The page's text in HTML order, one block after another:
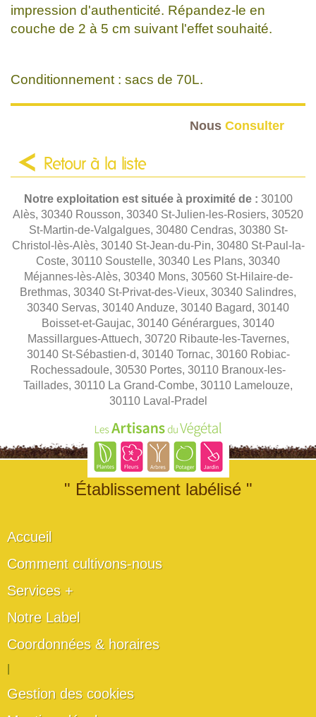
impression d'authenticité. Répandez-le en
couche de 2 à 5 cm suivant l'effet souhaité.
Conditionnement : sacs de 70L.
Nous Consulter
Retour à la liste
Notre exploitation est située à proximité de : 30100
Alès, 30340 Rousson, 30340 St-Julien-les-Rosiers, 30520
St-Martin-de-Valgalgues, 30480 Cendras, 30380 St-
Christol-lès-Alès, 30140 St-Jean-du-Pin, 30480 St-Paul-la-
Coste, 30110 Soustelle, 30340 Les Plans, 30340
Méjannes-lès-Alès, 30340 Mons, 30560 St-Hilaire-de-
Brethmas, 30340 St-Privat-des-Vieux, 30340 Salindres,
30340 Servas, 30140 Anduze, 30140 Bagard, 30140
Boisset-et-Gaujac, 30140 Générargues, 30140
Massillargues-Attuech, 30720 Ribaute-les-Tavernes,
30140 St-Sébastien-d, 30140 Tornac, 30160 Robiac-
Rochessadoule, 30530 Portes, 30110 Branoux-les-
Taillades, 30110 La Grand-Combe, 30110 Lamelouze,
30110 Laval-Pradel
" Établissement labélisé "
Accueil
Comment cultivons-nous
Services +
Notre Label
Coordonnées & horaires
Gestion des cookies